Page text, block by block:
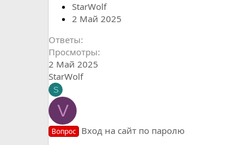
StarWolf
2 Май 2025
Ответы
Просмотры
2 Май 2025
StarWolf
S
V
Вопрос Вход на сайт по паролю